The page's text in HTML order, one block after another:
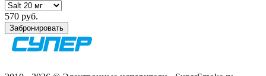
570 руб.
Забронировать